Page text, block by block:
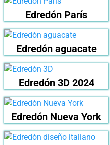
Edredón París
Edredón aguacate
Edredón 3D 2024
Edredón Nueva York